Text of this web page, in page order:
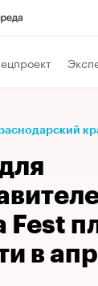
Fest
в